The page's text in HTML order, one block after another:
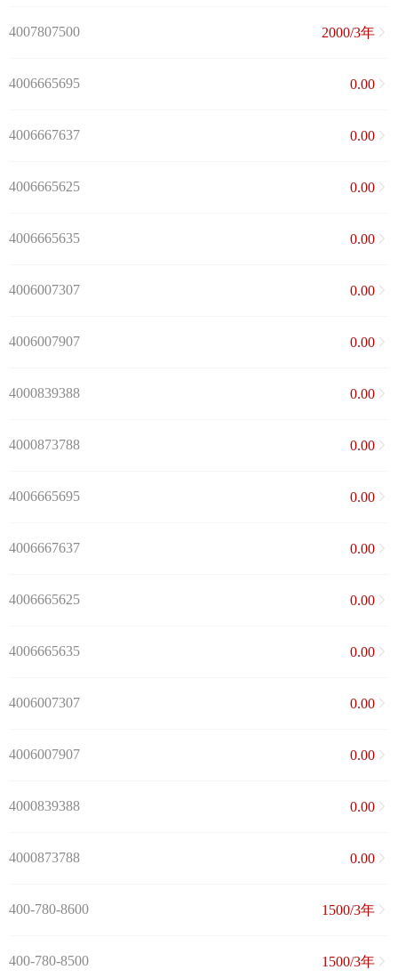
4007807500 2000/3年
4006665695 0.00
4006667637 0.00
4006665625 0.00
4006665635 0.00
4006007307 0.00
4006007907 0.00
4000839388 0.00
4000873788 0.00
4006665695 0.00
4006667637 0.00
4006665625 0.00
4006665635 0.00
4006007307 0.00
4006007907 0.00
4000839388 0.00
4000873788 0.00
400-780-8600 1500/3年
400-780-8500 1500/3年